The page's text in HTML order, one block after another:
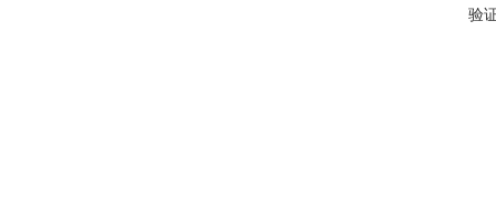
验